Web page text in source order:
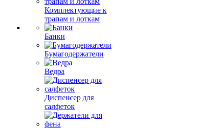
Комплектующие к
трапам и лоткам
Банки
Бумагодержатели
Ведра
Диспенсер для
салфеток